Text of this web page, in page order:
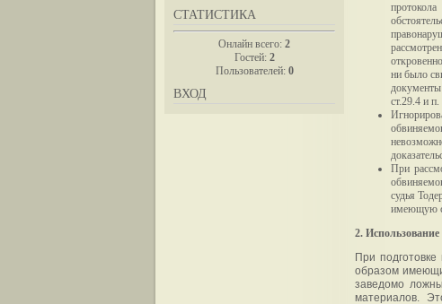
СТАТИСТИКА
Онлайн всего: 2
Гостей: 2
Пользователей: 0
ВХОД
ни было
ст.29.4 и п.
При
судья
имеющую
2.
При
образом
заведомо
материалов.